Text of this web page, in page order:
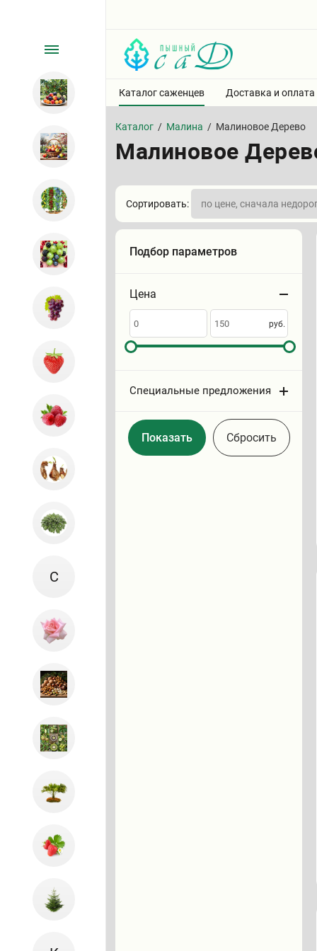
С
Каталог саженцев Доставка и оплата
Каталог / Малина / Малиновое Дерево
Малиновое
Сортировать:
Подбор параметров
Цена
Сортировать
по
руб.
Специальные предложения
Cбросить